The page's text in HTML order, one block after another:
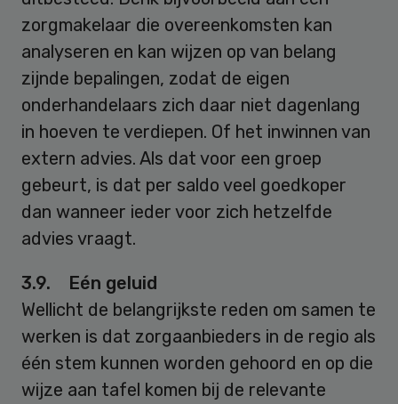
zorgmakelaar die overeenkomsten kan
analyseren en kan wijzen op van belang
zijnde bepalingen, zodat de eigen
onderhandelaars zich daar niet dagenlang
in hoeven te verdiepen. Of het inwinnen van
extern advies. Als dat voor een groep
gebeurt, is dat per saldo veel goedkoper
dan wanneer ieder voor zich hetzelfde
advies vraagt.
3.9. Eén geluid
Wellicht de belangrijkste reden om samen te
werken is dat zorgaanbieders in de regio als
één stem kunnen worden gehoord en op die
wijze aan tafel komen bij de relevante